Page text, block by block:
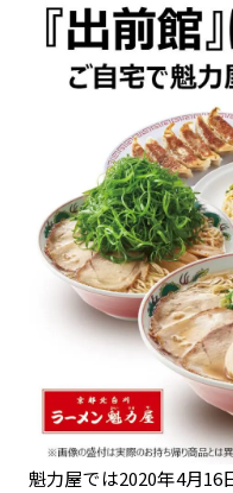
魁力屋では2020年4月16